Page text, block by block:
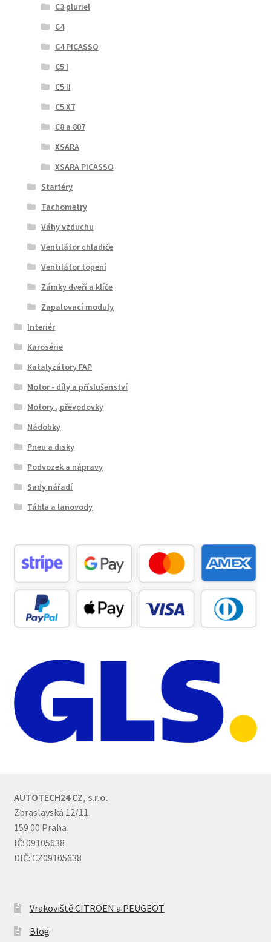
C3 pluriel
C4
C4 PICASSO
C5 I
C5 II
C5 X7
C8 a 807
XSARA
XSARA PICASSO
Startéry
Tachometry
Váhy vzduchu
Ventilátor chladiče
Ventilátor topení
Zámky dveří a klíče
Zapalovací moduly
Interiér
Karosérie
Katalyzátory FAP
Motor - díly a příslušenství
Motory , převodovky
Nádobky
Pneu a disky
Podvozek a nápravy
Sady nářadí
Táhla a lanovody
AUTOTECH24 CZ, s.r.o.
Zbraslavská 12/11
159 00 Praha
IČ: 09105638
DIČ: CZ09105638
Vrakoviště CITRÖEN a PEUGEOT
Blog